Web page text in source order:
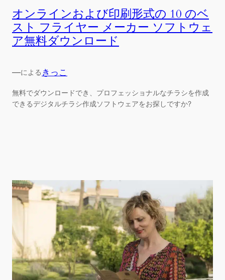
オンラインおよび印刷形式の 10 のベ
スト フライヤー メーカー ソフトウェ
ア無料ダウンロード
—による きっこ
無料でダウンロードでき、プロフェッショナルなチラシを作成
できるデジタルチラシ作成ソフトウェアをお探しですか?